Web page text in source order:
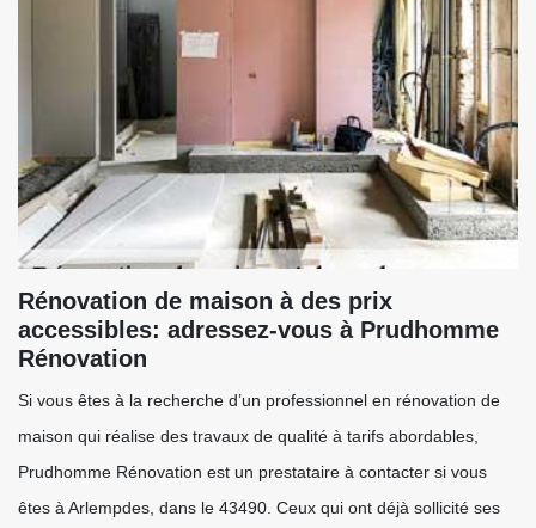
Rénovation de maison à des prix
accessibles: adressez-vous à Prudhomme
Rénovation
Si vous êtes à la recherche d’un professionnel en rénovation de
maison qui réalise des travaux de qualité à tarifs abordables,
Prudhomme Rénovation est un prestataire à contacter si vous
êtes à Arlempdes, dans le 43490. Ceux qui ont déjà sollicité ses